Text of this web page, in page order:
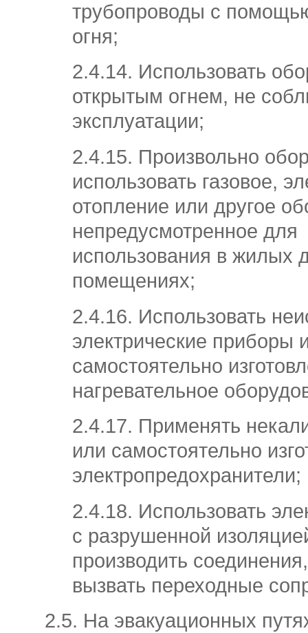
трубопроводы с
огня;
2.4.14. Использовать
открытым огнем, не
эксплуатации;
2.4.15. Произвольно
использовать газовое,
отопление или другое
непредусмотренное для
использования в жилых
помещениях;
2.4.16. Использовать
электрические приборы
самостоятельно
нагревательное
2.4.17. Применять
или самостоятельно
электропредохранители;
2.4.18. Использовать
с разрушенной
производить
вызвать переходные
2.5. На эвакуационных